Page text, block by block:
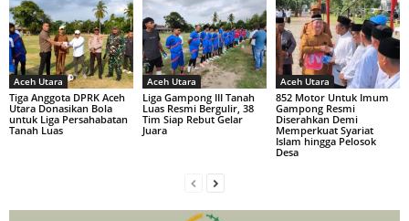
Aceh Utara
Tiga Anggota DPRK Aceh
Utara Donasikan Bola
untuk Liga Persahabatan
Tanah Luas
Aceh Utara
Liga Gampong III Tanah
Luas Resmi Bergulir, 38
Tim Siap Rebut Gelar
Juara
Aceh Utara
852 Motor Untuk Imum
Gampong Resmi
Diserahkan Demi
Memperkuat Syariat
Islam hingga Pelosok
Desa